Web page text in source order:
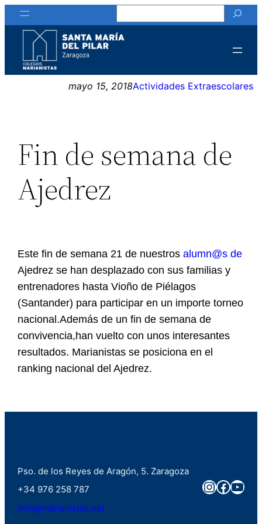
Saltar
al
contenido
mayo 15, 2018Actividades Extraescolares
Fin de semana de
Ajedrez
Este fin de semana 21 de nuestrosalumn@s de
Ajedrez se han desplazado con sus familias y
entrenadores hasta Vioño de Piélagos
(Santander) para participar en un importe torneo
nacional.Además de un fin de semana de
convivencia,han vuelto con unos interesantes
resultados. Marianistas se posiciona en el
ranking nacional del Ajedrez.
Pso. de los Reyes de Aragón, 5. Zaragoza
+34 976 258 787
info@marianistas.net